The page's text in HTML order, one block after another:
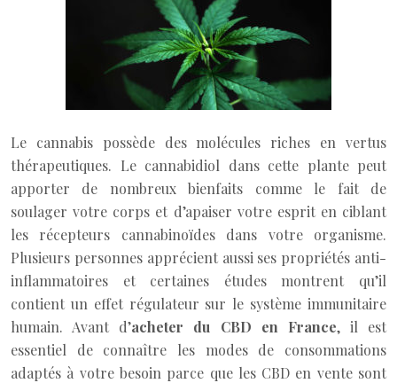
Le cannabis possède des molécules riches en vertus
thérapeutiques. Le cannabidiol dans cette plante peut
apporter de nombreux bienfaits comme le fait de
soulager votre corps et d’apaiser votre esprit en ciblant
les récepteurs cannabinoïdes dans votre organisme.
Plusieurs personnes apprécient aussi ses propriétés anti-
inflammatoires et certaines études montrent qu’il
contient un effet régulateur sur le système immunitaire
humain. Avant d’acheter du CBD en France, il est
essentiel de connaître les modes de consommations
adaptés à votre besoin parce que les CBD en vente sont